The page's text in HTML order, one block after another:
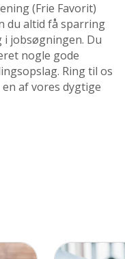
(Frie Favorit)
du altid få sparring
jobsøgningen. Du
nogle gode
Ring til os
af vores dygtige